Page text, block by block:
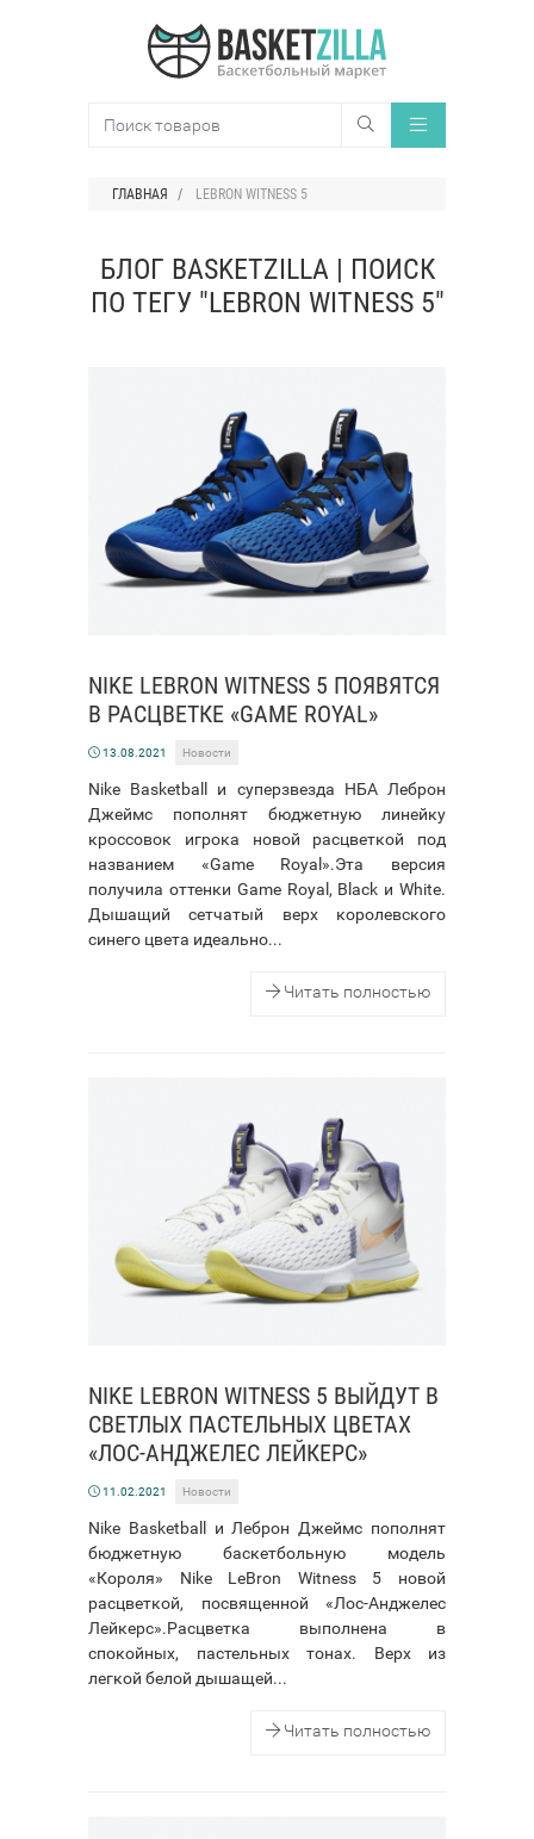
ГЛАВНАЯ LEBRON WITNESS 5
БЛОГ BASKETZILLA | ПОИСК
ПО ТЕГУ "LEBRON WITNESS 5"
NIKE LEBRON WITNESS 5 ПОЯВЯТСЯ
В РАСЦВЕТКЕ «GAME ROYAL»
13.08.2021 Новости
Nike Basketball и суперзвезда НБА Леброн
Джеймс пополнят бюджетную линейку
кроссовок игрока новой расцветкой под
названием «Game Royal».Эта версия
получила оттенки Game Royal, Black и White.
Дышащий сетчатый верх королевского
синего цвета идеально...
Читать полностью
NIKE LEBRON WITNESS 5 ВЫЙДУТ В
СВЕТЛЫХ ПАСТЕЛЬНЫХ ЦВЕТАХ
«ЛОС-АНДЖЕЛЕС ЛЕЙКЕРС»
11.02.2021 Новости
Nike Basketball и Леброн Джеймс пополнят
бюджетную баскетбольную модель
«Короля» Nike LeBron Witness 5 новой
расцветкой, посвященной «Лос-Анджелес
Лейкерс».Расцветка выполнена в
спокойных, пастельных тонах. Верх из
легкой белой дышащей...
Читать полностью